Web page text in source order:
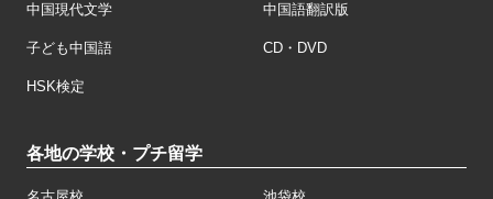
中国現代文学 中国語翻訳版
子ども中国語 CD・DVD
HSK検定
各地の学校・プチ留学